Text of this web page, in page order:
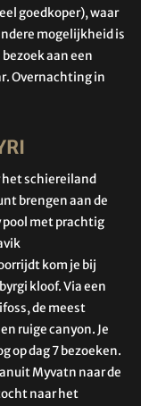
goedkoper), waar
mogelijkheid is
bezoek aan een
Overnachting in
het schiereiland
brengen aan de
met prachtig
kom je bij
kloof. Via een
de meest
ruige canyon. Je
op dag 7 bezoeken.
Myvatn naar de
naar het